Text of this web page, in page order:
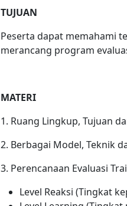
TUJUAN
Peserta dapat memahami
merancang program
MATERI
1. Ruang Lingkup, Tujuan
2. Berbagai Model, Teknik
3. Perencanaan Evaluasi
Level Reaksi (Tingkat